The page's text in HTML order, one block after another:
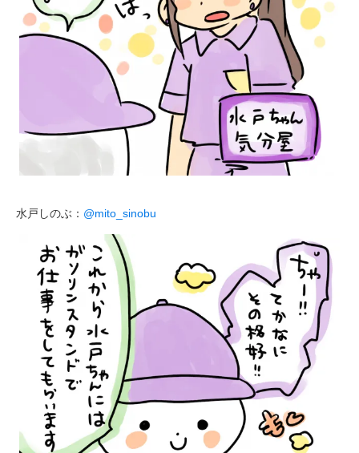
水戸しのぶ： @mito_sinobu